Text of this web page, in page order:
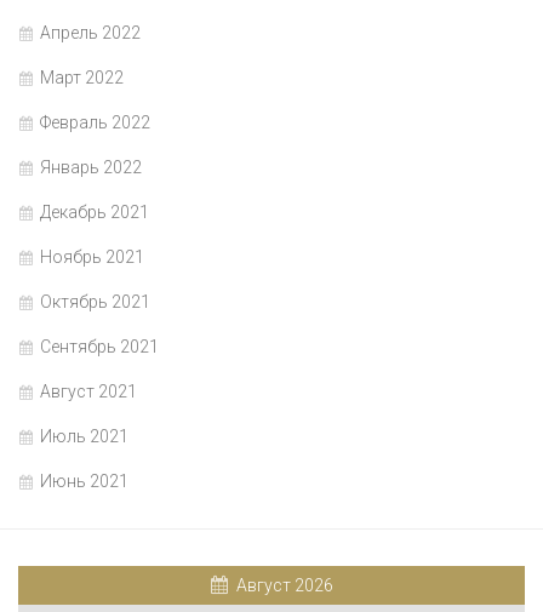
Апрель 2022
Март 2022
Февраль 2022
Январь 2022
Декабрь 2021
Ноябрь 2021
Октябрь 2021
Сентябрь 2021
Август 2021
Июль 2021
Июнь 2021
Август 2026